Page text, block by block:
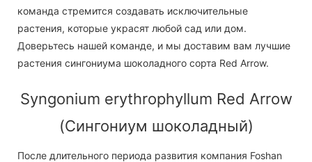
команда стремится создавать исключительные
растения, которые украсят любой сад или дом.
Доверьтесь нашей команде, и мы доставим вам лучшие
растения сингониума шоколадного сорта Red Arrow.
Syngonium erythrophyllum Red Arrow
(Сингониум шоколадный)
После длительного периода развития компания Foshan